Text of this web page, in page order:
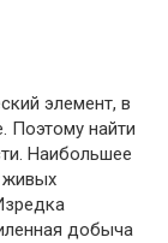
элемент, в
Поэтому найти
Наибольшее
живых
добыча